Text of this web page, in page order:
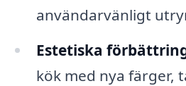
användarvänligt
Estetiska
kök med nya färger,